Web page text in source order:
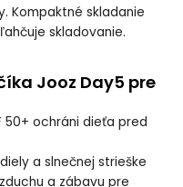
Kompaktné skladanie
skladovanie.
Jooz Day5 pre
50+ ochráni dieťa pred
a slnečnej strieške
a zábavu pre